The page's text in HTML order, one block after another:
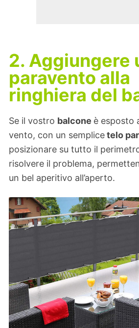
2. Aggiungere
paravento alla
ringhiera del
Se il vostro balcone è esposto
vento, con un semplicetelo
posizionare su tutto il
risolvere il problema,
un bel aperitivo all’aperto.